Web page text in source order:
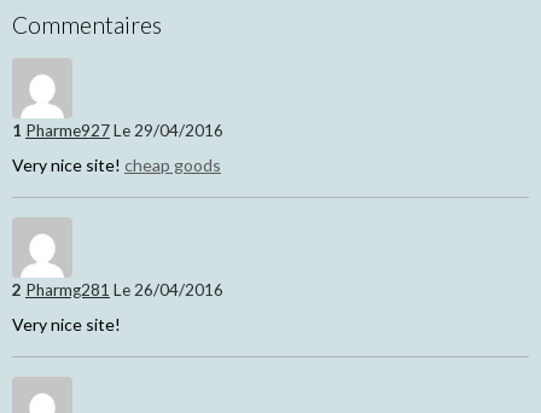
Commentaires
1 Pharme927Le 29/04/2016
Very nice site! cheap goods
2 Pharmg281 Le 26/04/2016
Very nice site!